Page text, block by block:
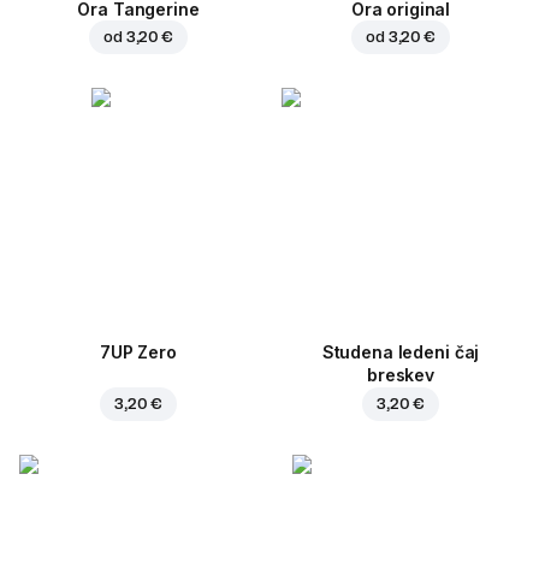
Ora Tangerine
od 3,20 €
Ora original
od 3,20 €
7UP Zero
3,20 €
Studena ledeni čaj
breskev
3,20 €